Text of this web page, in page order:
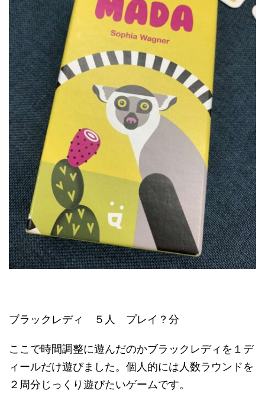
ブラックレディ ５人 プレイ？分
ここで時間調整に遊んだのかブラックレディを１デ
ィールだけ遊びました。個人的には人数ラウンドを
２周分じっくり遊びたいゲームです。